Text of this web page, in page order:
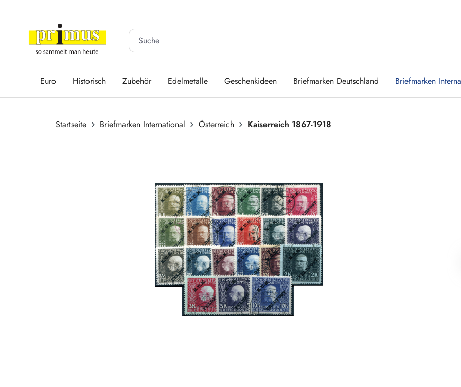
Euro Historisch Zubehör Edelmetalle Geschenkideen Briefmarken Deutschland Briefmarken
Startseite Briefmarken International Österreich
Kaiserreich 1867-1918